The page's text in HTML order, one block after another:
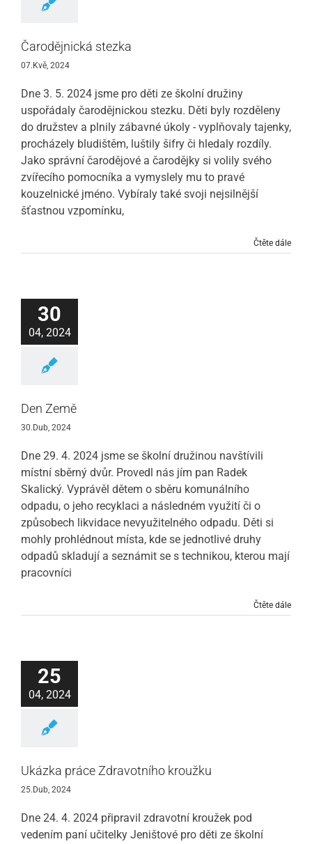
Čarodějnická stezka
07.Kvě, 2024
Dne 3. 5. 2024 jsme pro děti ze školní družiny
uspořádaly čarodějnickou stezku. Děti byly rozděleny
do družstev a plnily zábavné úkoly - vyplňovaly tajenky,
procházely bludištěm, luštily šifry či hledaly rozdíly.
Jako správní čarodějové a čarodějky si volily svého
zvířecího pomocníka a vymyslely mu to pravé
kouzelnické jméno. Vybíraly také svoji nejsilnější
šťastnou vzpomínku,
Čtěte dále
30
04, 2024
Den Země
30.Dub, 2024
Dne 29. 4. 2024 jsme se školní družinou navštívili
místní sběrný dvůr. Provedl nás jím pan Radek
Skalický. Vyprávěl dětem o sběru komunálního
odpadu, o jeho recyklaci a následném využití či o
způsobech likvidace nevyužitelného odpadu. Děti si
mohly prohlédnout místa, kde se jednotlivé druhy
odpadů skladují a seznámit se s technikou, kterou mají
pracovníci
Čtěte dále
25
04, 2024
Ukázka práce Zdravotního kroužku
25.Dub, 2024
Dne 24. 4. 2024 připravil zdravotní kroužek pod
vedením paní učitelky Jeništové pro děti ze školní